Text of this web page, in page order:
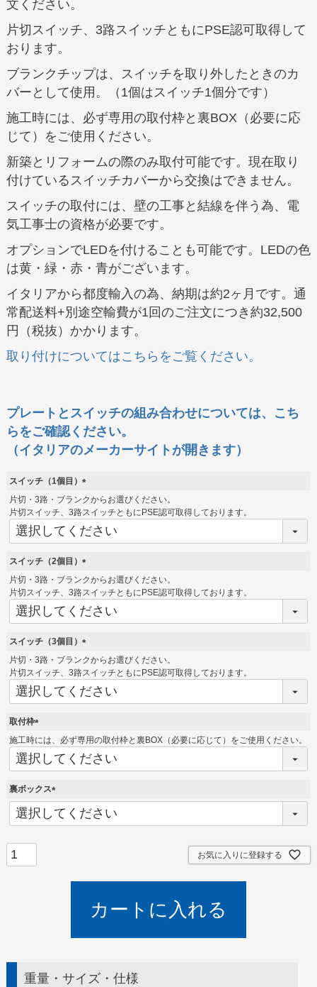
文ください。
片切スイッチ、3路スイッチともにPSE認可取得して
おります。
ブランクチップは、スイッチを取り外したときのカ
バーとして使用。（1個はスイッチ1個分です）
施工時には、必ず専用の取付枠と裏BOX（必要に応
じて）をご使用ください。
新築とリフォームの際のみ取付可能です。現在取り
付けているスイッチカバーから交換はできません。
スイッチの取付には、壁の工事と結線を伴う為、電
気工事士の資格が必要です。
オプションでLEDを付けることも可能です。LEDの色
は黄・緑・赤・青がございます。
イタリアから都度輸入の為、納期は約2ヶ月です。通
常配送料+別途空輸費が1回のご注文につき約32,500
円（税抜）かかります。
取り付けについてはこちらをご覧ください。
プレートとスイッチの組み合わせについては、こち
らをご確認ください。
（イタリアのメーカーサイトが開きます）
スイッチ（1個目）
(
必
須
)
片切・3路・ブランクからお選びください。
片切スイッチ、3路スイッチともにPSE認可取得しております。
スイッチ（2個目）
(
必
須
)
片切・3路・ブランクからお選びください。
片切スイッチ、3路スイッチともにPSE認可取得しております。
スイッチ（3個目）
(
必
須
)
片切・3路・ブランクからお選びください。
片切スイッチ、3路スイッチともにPSE認可取得しております。
取付枠
(
必
須
施工時には、必ず専用の取付枠と裏BOX（必要に応じて）をご使用ください。
裏ボックス
(
必
お気に入りに登録する
カートに入れる
重量・サイズ・仕様